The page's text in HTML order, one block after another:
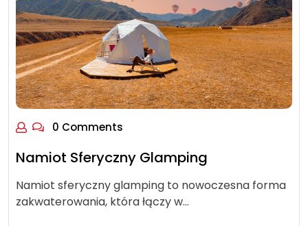
0 Comments
Namiot Sferyczny Glamping
Namiot sferyczny glamping to nowoczesna forma
zakwaterowania, która łączy w…